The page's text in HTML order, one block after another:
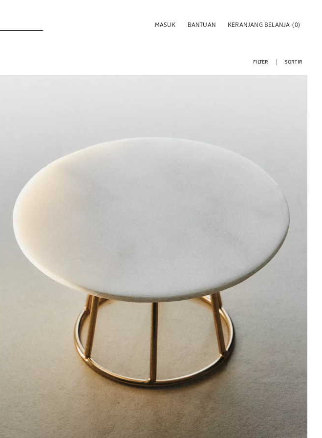
MASUK BANTUAN KERANJANG BELANJA (0)
FILTER
SORTIR
Gambar diubah menjadi 1 dari 6